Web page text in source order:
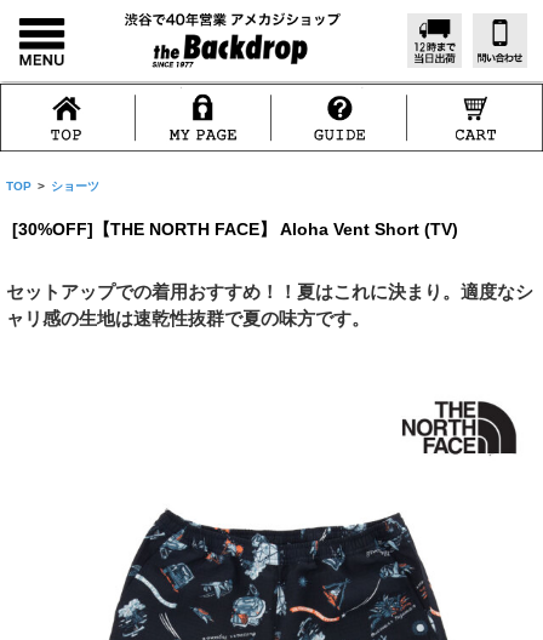
TOP > ショーツ
[30%OFF]【THE NORTH FACE】 Aloha Vent Short (TV)
セットアップでの着用おすすめ！！夏はこれに決まり。適度なシ
ャリ感の生地は速乾性抜群で夏の味方です。